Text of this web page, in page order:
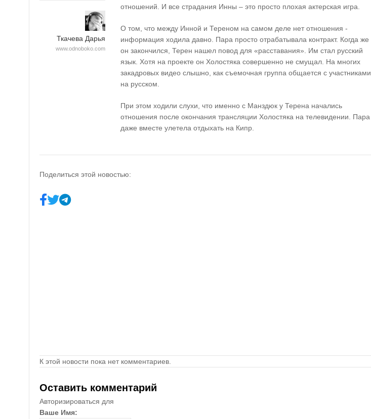
Ткачева Дарья
www.odnoboko.com
отношений. И все страдания Инны – это просто плохая актерская игра.
О том, что между Инной и Тереном на самом деле нет отношения -
информация ходила давно. Пара просто отрабатывала контракт. Когда же
он закончился, Терен нашел повод для «расставания». Им стал русский
язык. Хотя на проекте он Холостяка совершенно не смущал. На многих
закадровых видео слышно, как съемочная группа общается с участниками
на русском.
При этом ходили слухи, что именно с Манздюк у Терена начались
отношения после окончания трансляции Холостяка на телевидении. Пара
даже вместе улетела отдыхать на Кипр.
Поделиться этой новостью:
К этой новости пока нет комментариев.
Оставить комментарий
Авторизироваться для
Ваше Имя: